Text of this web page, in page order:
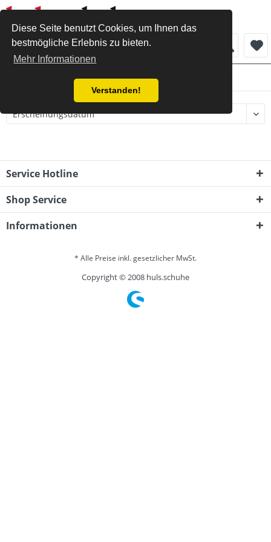
Diese Seite benutzt Cookies, um Ihnen das
bestmögliche Erlebnis zu bieten.
Mehr Informationen
Verstanden!
Menü
Service Hotline
Shop Service
Informationen
* Alle Preise inkl. gesetzlicher MwSt.
Copyright © 2008 huls.schuhe